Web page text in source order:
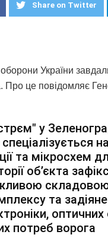
Share on Twitter
України
Про це повідомляє
у
та мікросхем
об’єкта
складовою
та
потреб ворога